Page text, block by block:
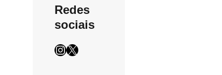
Redes
sociais
InstagramX